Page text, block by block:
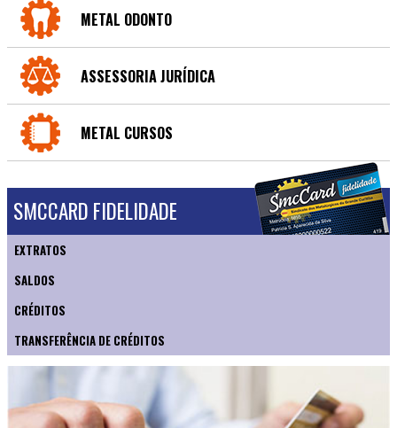
METAL ODONTO
ASSESSORIA JURÍDICA
METAL CURSOS
SMCCARD FIDELIDADE
EXTRATOS
SALDOS
CRÉDITOS
TRANSFERÊNCIA DE CRÉDITOS